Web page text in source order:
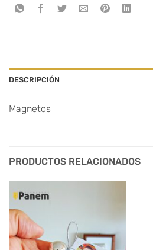
DESCRIPCIÓN
Magnetos
PRODUCTOS RELACIONADOS